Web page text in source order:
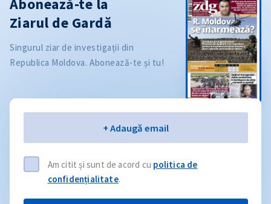
Abonează-te la
Ziarul de Gardă
Singurul ziar de investigații din
Republica Moldova. Abonează-te și tu!
+ Adaugă email
Am citit și sunt de acord cu politica de
confidențialitate.